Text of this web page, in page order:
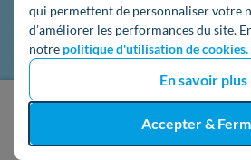
qui permettent de personnaliser votre
d’améliorer les performances du site.
notre politique d'utilisation de cookies.
En savoir plus
Accepter &
J'obtiens un devis